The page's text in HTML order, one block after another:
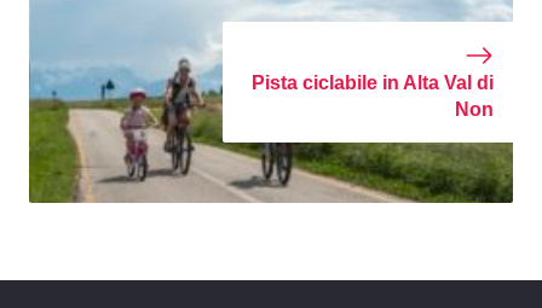
Pista ciclabile in Alta Val di
Non